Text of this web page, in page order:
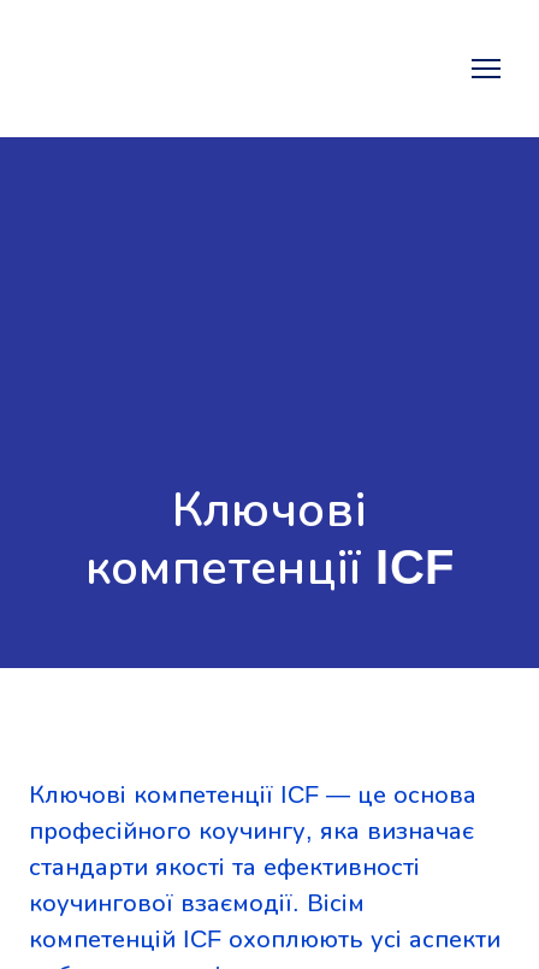
Ключові
компетенції ICF
Ключові компетенції ICF — це основа
професійного коучингу, яка визначає
стандарти якості та ефективності
коучингової взаємодії. Вісім
компетенцій ICF охоплюють усі аспекти